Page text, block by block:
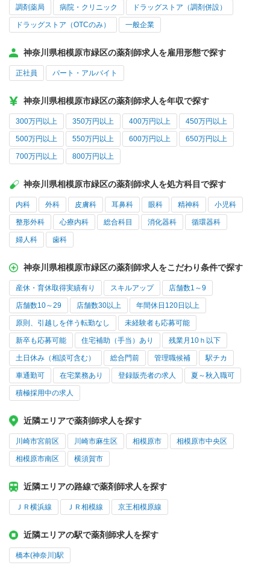
調剤薬局 病院・クリニック ドラッグストア（調剤併設）
ドラッグストア（OTCのみ） 一般企業
神奈川県相模原市緑区の薬剤師求人を雇用形態で探す
正社員 パート・アルバイト
神奈川県相模原市緑区の薬剤師求人を年収で探す
300万円以上 350万円以上 400万円以上 450万円以上
500万円以上 550万円以上 600万円以上 650万円以上
700万円以上 800万円以上
神奈川県相模原市緑区の薬剤師求人を処方科目で探す
内科 外科 皮膚科 耳鼻科 眼科 精神科 小児科
整形外科 心療内科 総合科目 消化器科 循環器科
婦人科 歯科
神奈川県相模原市緑区の薬剤師求人をこだわり条件で探す
産休・育休取得実績有り スキルアップ 店舗数1～9
店舗数10～29 店舗数30以上 年間休日120日以上
原則、引越しを伴う転勤なし 未経験者も応募可能
新卒も応募可能 住宅補助（手当）あり 残業月10ｈ以下
土日休み（相談可含む） 総合門前 管理職候補 駅チカ
車通勤可 在宅業務あり 登録販売者の求人 夏～秋入職可
積極採用中の求人
近隣エリアで薬剤師求人を探す
川崎市宮前区 川崎市麻生区 相模原市 相模原市中央区
相模原市南区 横須賀市
近隣エリアの路線で薬剤師求人を探す
ＪＲ横浜線 ＪＲ相模線 京王相模原線
近隣エリアの駅で薬剤師求人を探す
橋本(神奈川)駅